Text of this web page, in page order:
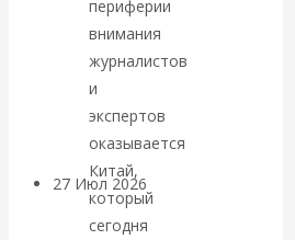
«Мировые
ростовщики»:
вчера и сегодня
27 Июл 2026
валютная система
периферии
внимания
журналистов
и
экспертов
оказывается
Китай,
который
сегодня